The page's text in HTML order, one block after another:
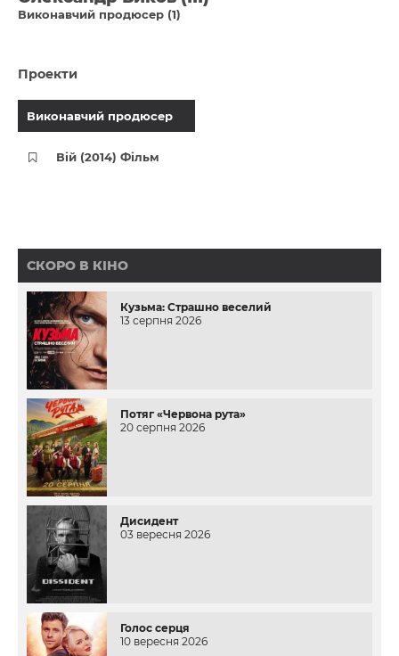
Виконавчий продюсер (1)
Проекти
Виконавчий продюсер
Вій (2014) Фільм
СКОРО В КІНО
Кузьма: Страшно веселий
13 серпня 2026
Потяг «Червона рута»
20 серпня 2026
Дисидент
03 вересня 2026
Голос серця
10 вересня 2026